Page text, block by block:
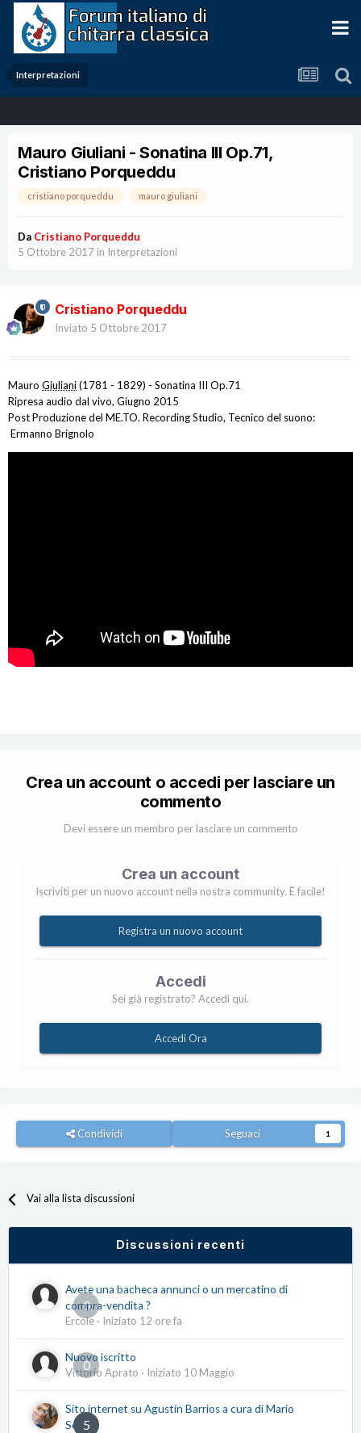
Interpretazioni
Mauro Giuliani - Sonatina III Op.71,
Cristiano Porqueddu
cristiano porqueddu mauro giuliani
Da Cristiano Porqueddu
5 Ottobre 2017 in Interpretazioni
Cristiano Porqueddu
Inviato 5 Ottobre 2017
Mauro Giuliani(1781 - 1829) - Sonatina III Op.71
Ripresa audio dal vivo, Giugno 2015
Post Produzione del ME.TO. Recording Studio, Tecnico del suono:
Ermanno Brignolo
Crea un account o accedi per lasciare un
commento
Devi essere un membro per lasciare un commento
Crea un account
Iscriviti per un nuovo account nella nostra community. È facile!
Registra un nuovo account
Accedi
Sei già registrato? Accedi qui.
Accedi Ora
Condividi Seguaci 1
Vai alla lista discussioni
Discussioni recenti
0
Avete una bacheca annunci o un mercatino di
compra-vendita ?
Ercole · Iniziato 12 ore fa
0
Nuovo iscritto
Vittorio Aprato · Iniziato 10 Maggio
5
Sito internet su Agustín Barrios a cura di Mario
Serio